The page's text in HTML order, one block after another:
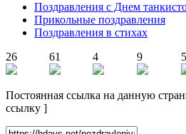
Поздравления с Днем
Прикольные поздравления
Поздравления в стихах
26
61 4 9 5
Постоянная ссылка на данную
ссылку ]